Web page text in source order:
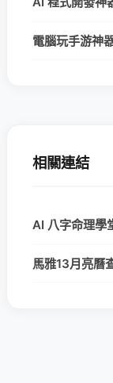
電腦玩手游神
相關連結
AI 八字命理學
馬雅13月亮曆